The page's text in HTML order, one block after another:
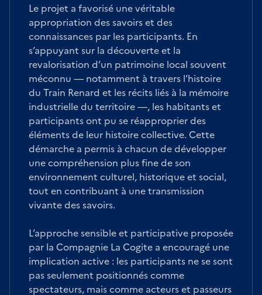
Le projet a favorisé une véritable
appropriation des savoirs et des
connaissances par les participants. En
s’appuyant sur la découverte et la
revalorisation d’un patrimoine local souvent
méconnu — notamment à travers l’histoire
du Train Renard et les récits liés à la mémoire
industrielle du territoire —, les habitants et
participants ont pu se réapproprier des
éléments de leur histoire collective. Cette
démarche a permis à chacun de développer
une compréhension plus fine de son
environnement culturel, historique et social,
tout en contribuant à une transmission
vivante des savoirs.
L’approche sensible et participative proposée
par la Compagnie La Cogite a encouragé une
implication active : les participants ne se sont
pas seulement positionnés comme
spectateurs, mais comme acteurs et passeurs